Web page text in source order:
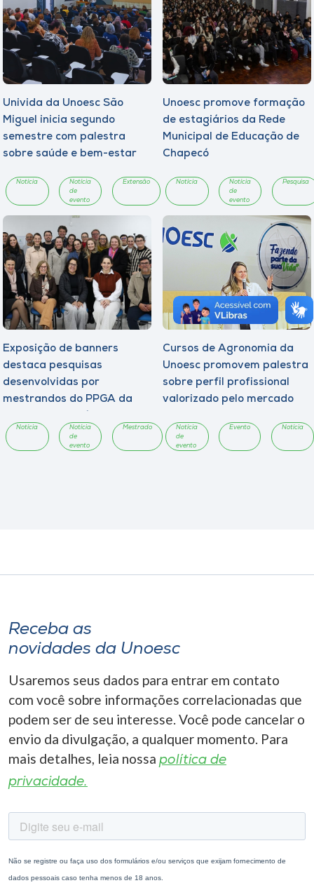
Univida da Unoesc São
Miguel inicia segundo
semestre com palestra
sobre saúde e bem-estar
Notícia
Notícia
de
evento
Extensão
Unoesc promove formação
de estagiários da Rede
Municipal de Educação de
Chapecó
Notícia
Notícia
de
evento
Pesquisa
Exposição de banners
destaca pesquisas
desenvolvidas por
mestrandos do PPGA da
Notícia
Notícia
de
evento
Mestrado
Cursos de Agronomia da
Unoesc promovem palestra
sobre perfil profissional
valorizado pelo mercado
Notícia
de
evento
Evento Notícia
Receba as
novidades da Unoesc
Usaremos seus dados para entrar em contato
com você sobre informações correlacionadas que
podem ser de seu interesse. Você pode cancelar o
envio da divulgação, a qualquer momento. Para
mais detalhes, leia nossa política de
privacidade.